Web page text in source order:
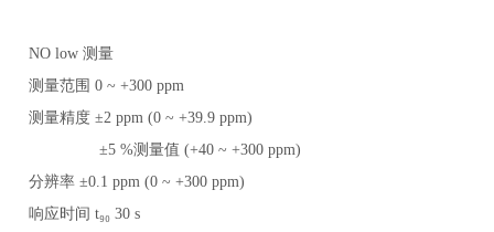
NO low 测量
测量范围 0 ~ +300 ppm
测量精度 ±2 ppm (0 ~ +39.9 ppm)
±5 %测量值 (+40 ~ +300 ppm)
分辨率 ±0.1 ppm (0 ~ +300 ppm)
响应时间 t₉₀ 30 s